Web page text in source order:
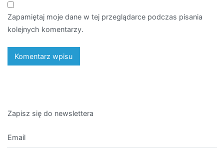
Zapamiętaj moje dane w tej przeglądarce podczas pisania
kolejnych komentarzy.
Zapisz się do newslettera
Email